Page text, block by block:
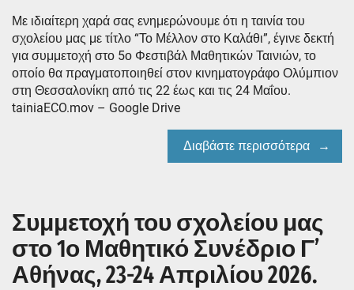
Με ιδιαίτερη χαρά σας ενημερώνουμε ότι η ταινία του
σχολείου μας με τίτλο “Το Μέλλον στο Καλάθι”, έγινε δεκτή
για συμμετοχή στο 5ο Φεστιβάλ Μαθητικών Ταινιών, το
οποίο θα πραγματοποιηθεί στον κινηματογράφο Ολύμπιον
στη Θεσσαλονίκη από τις 22 έως και τις 24 Μαΐου.
tainiaECO.mov – Google Drive
Διαβάστε περισσότερα
Συμμετοχή του σχολείου μας
στο 1ο Μαθητικό Συνέδριο Γ’
Αθήνας, 23-24 Απριλίου 2026.